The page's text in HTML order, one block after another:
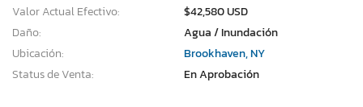
Valor Actual Efectivo:
$42,580 USD
Daño:
Agua / Inundación
Ubicación:
Brookhaven, NY
Status de Venta:
En Aprobación